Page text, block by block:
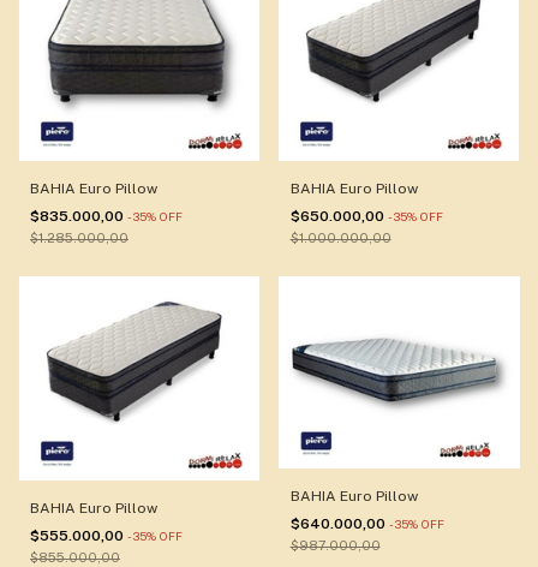
BAHIA Euro Pillow
$835.000,00 -35% OFF
$1.285.000,00
BAHIA Euro Pillow
$650.000,00 -35% OFF
$1.000.000,00
BAHIA Euro Pillow
$555.000,00 -35% OFF
$855.000,00
BAHIA Euro Pillow
$640.000,00 -35% OFF
$987.000,00